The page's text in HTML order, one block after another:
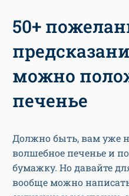
50+
можно
печенье
Должно быть, вам уже
волшебное печенье и
бумажку. Но давайте
вообще можно